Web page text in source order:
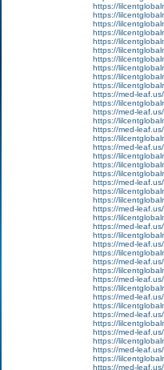
https://
https://
https://
https://
https://
https://
https://
https://
https://
https://
https://med-leaf.us/
https://
https://med-leaf.us/
https://
https://med-leaf.us/
https://
https://med-leaf.us/
https://
https://
https://
https://med-leaf.us/
https://
https://
https://med-leaf.us/
https://
https://med-leaf.us/
https://
https://med-leaf.us/
https://
https://med-leaf.us/
https://
https://med-leaf.us/
https://
https://med-leaf.us/
https://
https://med-leaf.us/
https://
https://med-leaf.us/
https://
https://med-leaf.us/
https://
https://med-leaf.us/